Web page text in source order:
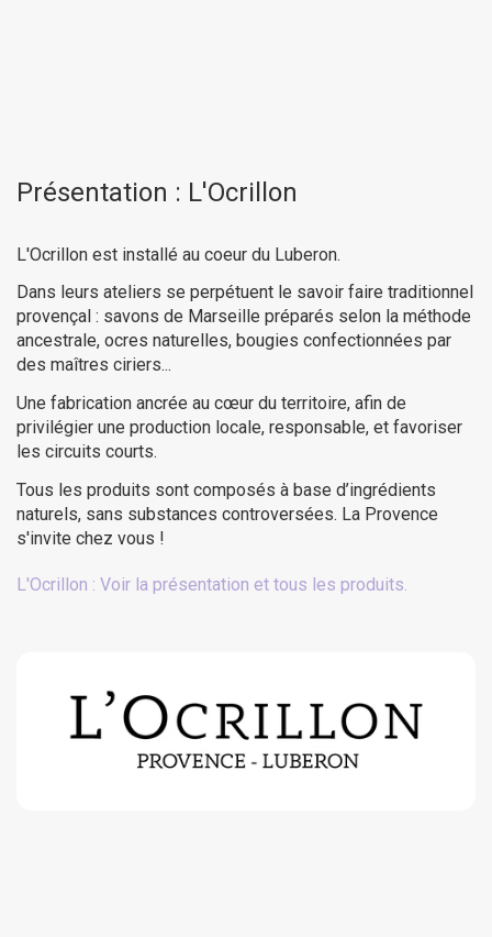
Présentation : L'Ocrillon
L'Ocrillon est installé au coeur du Luberon.
Dans leurs ateliers se perpétuent le savoir faire traditionnel
provençal : savons de Marseille préparés selon la méthode
ancestrale, ocres naturelles, bougies confectionnées par
des maîtres ciriers...
Une fabrication ancrée au cœur du territoire, afin de
privilégier une production locale, responsable, et favoriser
les circuits courts.
Tous les produits sont composés à base d’ingrédients
naturels, sans substances controversées. La Provence
s'invite chez vous !
L'Ocrillon : Voir la présentation et tous les produits.